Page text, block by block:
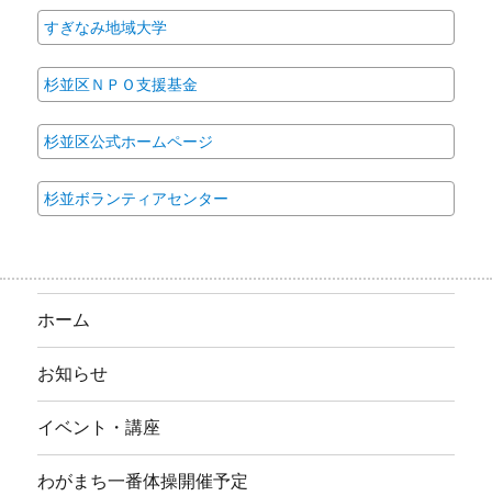
すぎなみ地域大学
杉並区ＮＰＯ支援基金
杉並区公式ホームページ
杉並ボランティアセンター
ホーム
お知らせ
イベント・講座
わがまち一番体操開催予定